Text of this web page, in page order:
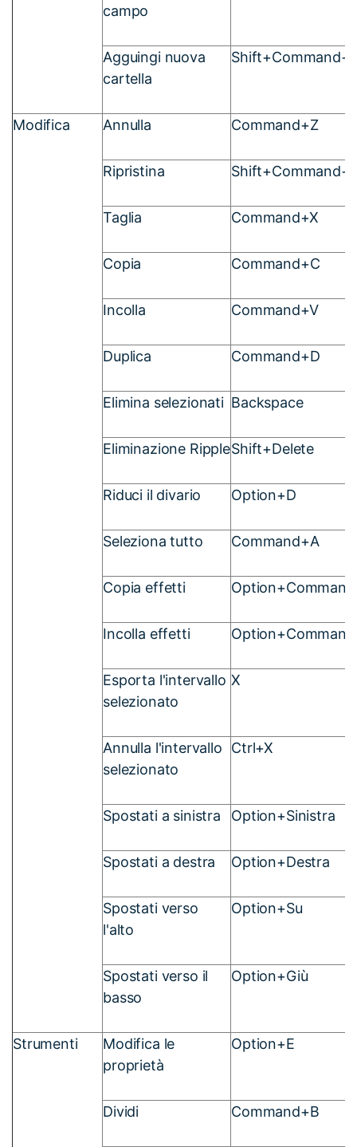
campo
Agguingi nuova
cartella
Modifica Annulla Command+Z
Ripristina
Taglia Command+X
Copia Command+C
Incolla Command+V
Duplica Command+D
Elimina selezionati Backspace
Eliminazione RippleShift+Delete
Riduci il divario Option+D
Seleziona tutto Command+A
Copia effetti
Incolla effetti
Esporta l'intervallo
selezionato
X
Annulla l'intervallo
selezionato
Ctrl+X
Spostati a sinistra Option+Sinistra
Spostati a destra Option+Destra
Spostati verso
l'alto
Option+Su
Spostati verso il
basso
Option+Giù
Strumenti
Modifica le
proprietà
Option+E
Dividi Command+B